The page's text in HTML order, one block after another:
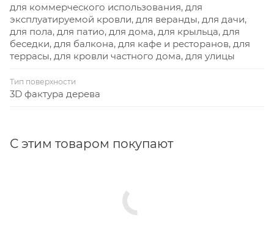
для коммерческого использования, для
эксплуатируемой кровли, для веранды, для дачи,
для пола, для патио, для дома, для крыльца, для
беседки, для балкона, для кафе и ресторанов, для
террасы, для кровли частного дома, для улицы
Тип поверхности
3D фактура дерева
С этим товаром покупают